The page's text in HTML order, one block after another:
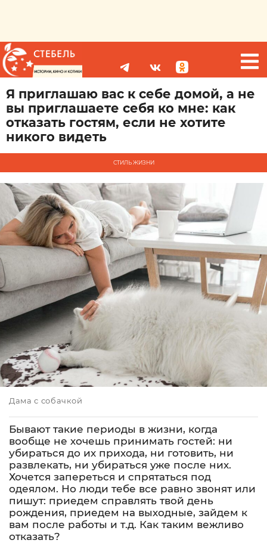
Я приглашаю вас к себе домой, а не
вы приглашаете себя ко мне: как
отказать гостям, если не хотите
никого видеть
СТИЛЬ ЖИЗНИ
Дама с собачкой
Бывают такие периоды в жизни, когда
вообще не хочешь принимать гостей: ни
убираться до их прихода, ни готовить, ни
развлекать, ни убираться уже после них.
Хочется запереться и спрятаться под
одеялом. Но люди тебе все равно звонят или
пишут: приедем справлять твой день
рождения, приедем на выходные, зайдем к
вам после работы и т.д. Как таким вежливо
отказать?